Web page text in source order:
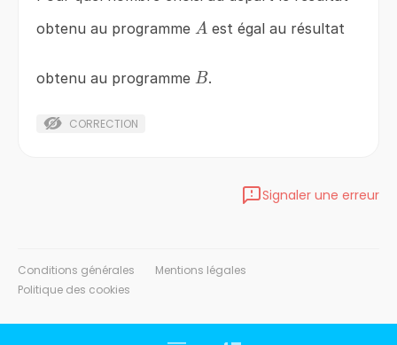
obtenu au programme A
A est égal au résultat
obtenu au programme B
B.
CORRECTION
Signaler une erreur
Conditions générales
Mentions légales
Politique des cookies